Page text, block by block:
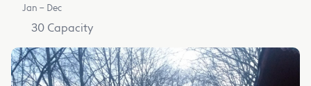
Jan – Dec
30 Capacity